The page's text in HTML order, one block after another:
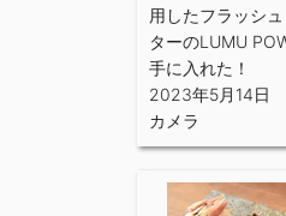
用したフラッシ
ターのLUMU
手に入れた！
2023年5月14日
カメラ